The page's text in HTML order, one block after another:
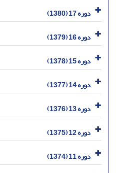
دوره 17 (1380)
دوره 16 (1379)
دوره 15 (1378)
دوره 14 (1377)
دوره 13 (1376)
دوره 12 (1375)
دوره 11 (1374)